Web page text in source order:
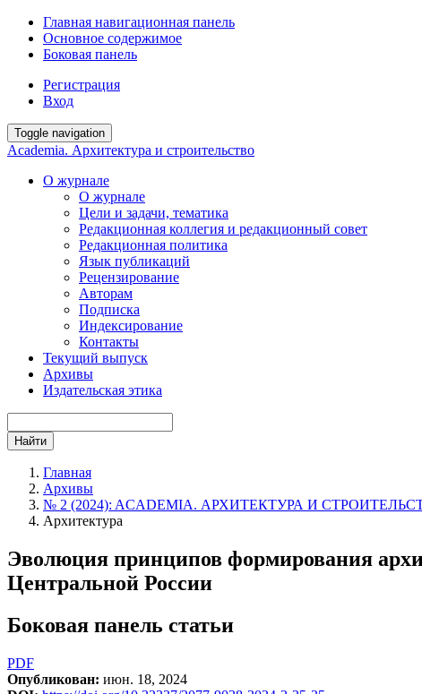
Главная навигационная панель
Основное содержимое
Боковая панель
Регистрация
Вход
Toggle navigation
Academia. Архитектура и строительство
О журнале
О журнале
Цели и задачи, тематика
Редакционная коллегия и редакционный совет
Редакционная политика
Язык публикаций
Рецензирование
Авторам
Подписка
Индексирование
Контакты
Текущий выпуск
Архивы
Издательская этика
Найти
Главная
Архивы
№ 2 (2024): ACADEMIA. АРХИТЕКТУРА И
Архитектура
Эволюция принципов формирования
Центральной России
Боковая панель статьи
PDF
Опубликован: июн. 18, 2024